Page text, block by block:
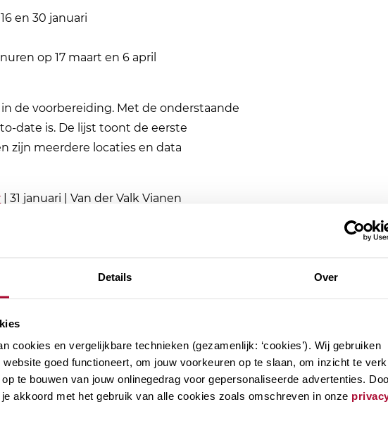
Details Over
cookies en vergelijkbare technieken (gezamenlijk: ‘cookies’). Wij gebruiken
goed functioneert, om jouw voorkeuren op te slaan, om inzicht te
te bouwen van jouw onlinegedrag voor gepersonaliseerde advertenties.
je akkoord met het gebruik van alle cookies zoals omschreven in onze
en 30 januari
op 17 maart en 6 april
de voorbereiding. Met de onderstaande
date is. De lijst toont de eerste
zijn meerdere locaties en data
| 31 januari | Van der Valk Vianen